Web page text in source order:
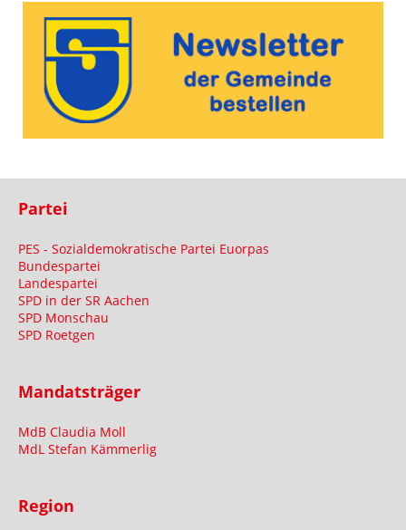
Partei
PES - Sozialdemokratische Partei Euorpas
Bundespartei
Landespartei
SPD in der SR Aachen
SPD Monschau
SPD Roetgen
Mandatsträger
MdB Claudia Moll
MdL Stefan Kämmerlig
Region